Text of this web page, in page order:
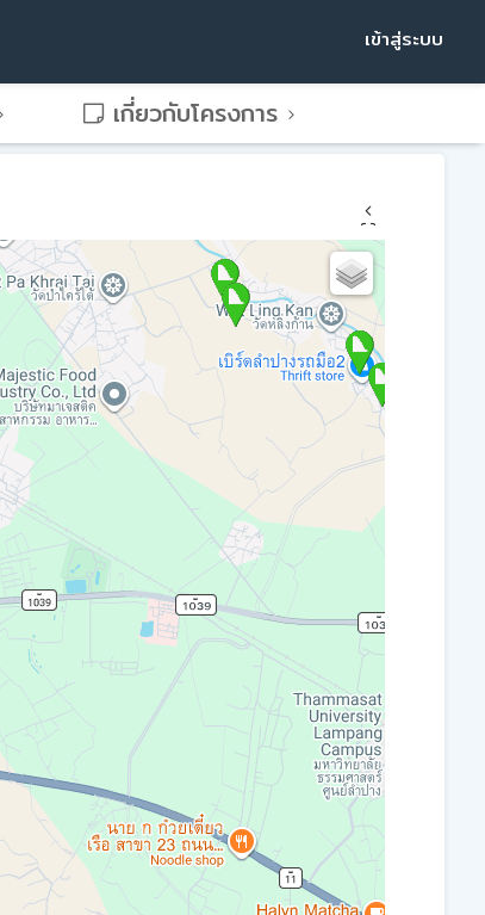
เข้าสู่ระบบ
เกี่ยวกับโครงการ